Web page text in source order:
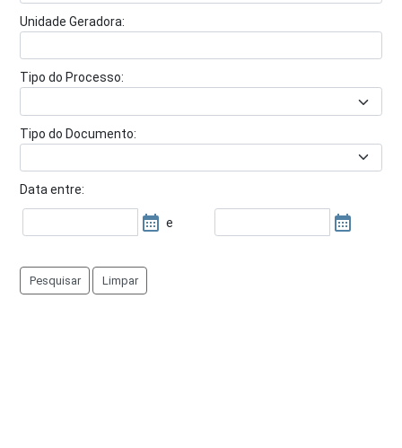
Unidade Geradora:
Tipo do Processo:
Tipo do Documento:
Data entre:
e